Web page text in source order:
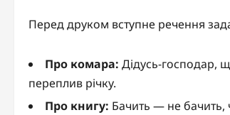
Перед друком вступне речення
Про комара: Дідусь-господар,
переплив річку.
Про книгу: Бачить — не бачить,